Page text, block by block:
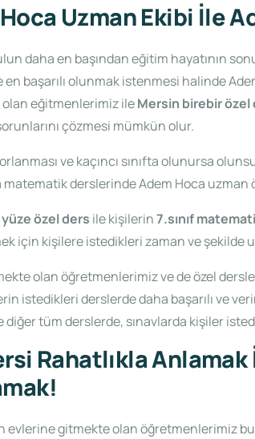
Uzman Ekibi İle
daha en başından eğitim hayatının
en başarılı olunmak istenmesi halinde
eğitmenlerimiz ileMersin birebir özel
çözmesi mümkün olur.
ve kaçıncı sınıfta olunursa
derslerinde Adem Hoca uzman
özel ders ile kişilerin7.sınıf
için kişilere istedikleri zaman ve şekilde
olan öğretmenlerimiz ve de özel
istedikleri derslerde daha başarılı ve
diğer tüm derslerde, sınavlarda kişiler
Rahatlıkla Anlamak
evlerine gitmekte olan öğretmenlerimiz